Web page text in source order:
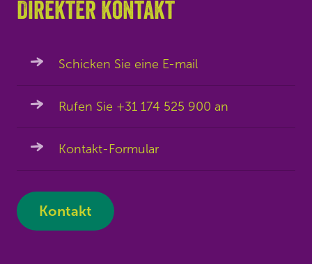
Direkter kontakt
Schicken Sie eine E-mail
Rufen Sie +31 174 525 900 an
Kontakt-Formular
Kontakt